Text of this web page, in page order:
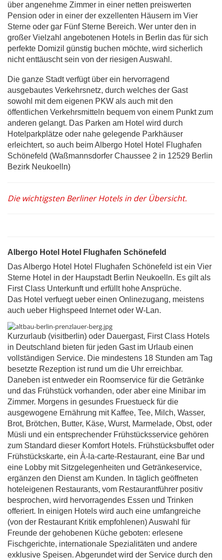
über angenehme Zimmer in einer netten preiswerten
Pension oder in einer der exzellenten Häusern im Vier
Sterne oder gar Fünf Sterne Bereich. Wer unter den in
großer Vielzahl angebotenen Hotels in Berlin das für sich
perfekte Domizil günstig buchen möchte, wird sicherlich
nicht enttäuscht sein von der riesigen Auswahl.
Die ganze Stadt verfügt über ein hervorragend
ausgebautes Verkehrsnetz, durch welches der Gast
sowohl mit dem eigenen PKW als auch mit den
öffentlichen Verkehrsmitteln bequem von einem Punkt zum
anderen gelangt. Das Parken am Hotel wird durch
Hotelparkplätze oder nahe gelegende Parkhäuser
erleichtert, so auch beim Albergo Hotel Hotel Flughafen
Schönefeld (Waßmannsdorfer Chaussee 2 in 12529 Berlin
Bezirk Neukoelln)
Die wichtigsten Berliner Hotels in der Übersicht.
Albergo Hotel Hotel Flughafen Schönefeld
Das Albergo Hotel Hotel Flughafen Schönefeld ist ein Vier
Sterne Hotel in der Haupstadt Berlin Neukoelln. Es gilt als
First Class Unterkunft und erfüllt hohe Ansprüche.
Das Hotel verfuegt ueber einen Onlinezugang, meistens
auch ueber Highspeed Internet oder W-Lan.
Kurzurlaub (visitberlin) oder Dauergast, First Class Hotels
in Deutschland bieten für jeden Gast im Urlaub einen
vollständigen Service. Die mindestens 18 Stunden am Tag
besetzte Rezeption ist rund um die Uhr erreichbar.
Daneben ist entweder ein Roomservice für die Getränke
und das Frühstück vorhanden, oder aber eine Minibar im
Zimmer. Morgens in gesundes Fruestueck für die
ausgewogene Ernährung mit Kaffee, Tee, Milch, Wasser,
Brot, Brötchen, Butter, Käse, Wurst, Marmelade, Obst, oder
Müsli und ein entsprechender Frühstücksservice gehören
zum Standard dieser Komfort Hotels. Frühstücksbuffet oder
Frühstückskarte, ein À-la-carte-Restaurant, eine Bar und
eine Lobby mit Sitzgelegenheiten und Getränkeservice,
ergänzen den Dienst am Kunden. In täglich geöffneten
hoteleigenen Restaurants, vom Restaurantführer positiv
besprochen, wird hervorragendes Essen und Trinken
offeriert. In einigen Hotels wird auch eine umfangreiche
(von der Restaurant Kritik empfohlenen) Auswahl für
Freunde der gehobenen Küche geboten: erlesene
Fischgerichte, internationale Spezialitäten und andere
exklusive Speisen. Abgerundet wird der Service durch den